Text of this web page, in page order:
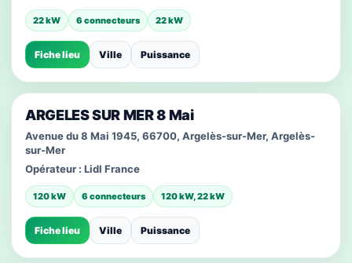
22 kW 6 connecteurs 22 kW
Fiche lieu Ville Puissance
ARGELES SUR MER 8 Mai
Avenue du 8 Mai 1945, 66700, Argelès-sur-Mer, Argelès-
sur-Mer
Opérateur : Lidl France
120 kW 6 connecteurs 120 kW, 22 kW
Fiche lieu Ville Puissance